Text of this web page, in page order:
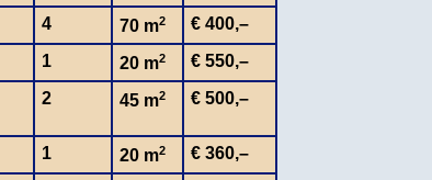
4 70 m2
€ 400,–
1 20 m2
€ 550,–
2 45 m2 € 500,–
1 20 m2
€ 360,–